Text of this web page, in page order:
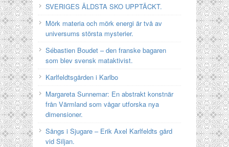
SVERIGES ÄLDSTA SKO UPPTÄCKT.
Mörk materia och mörk energi är två av
universums största mysterier.
Sébastien Boudet – den franske bagaren
som blev svensk mataktivist.
Karlfeldtsgården i Karlbo
Margareta Sunnemar: En abstrakt konstnär
från Värmland som vågar utforska nya
dimensioner.
Sångs i Sjugare – Erik Axel Karlfeldts gård
vid Siljan.